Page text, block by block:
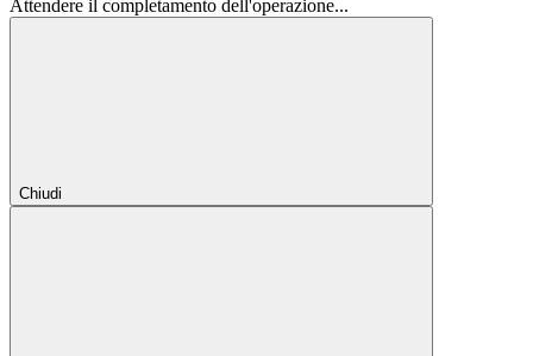
Attendere il completamento dell'operazione...
Chiudi